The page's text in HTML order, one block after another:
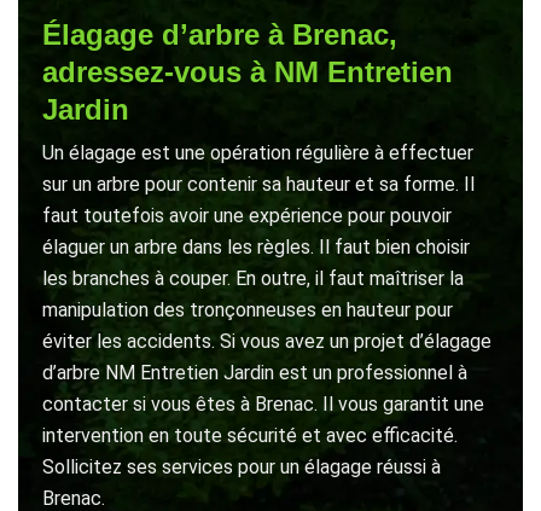
Élagage d’arbre à Brenac,
adressez-vous à NM Entretien
Jardin
Un élagage est une opération régulière à effectuer
sur un arbre pour contenir sa hauteur et sa forme. Il
faut toutefois avoir une expérience pour pouvoir
élaguer un arbre dans les règles. Il faut bien choisir
les branches à couper. En outre, il faut maîtriser la
manipulation des tronçonneuses en hauteur pour
éviter les accidents. Si vous avez un projet d’élagage
d’arbre NM Entretien Jardin est un professionnel à
contacter si vous êtes à Brenac. Il vous garantit une
intervention en toute sécurité et avec efficacité.
Sollicitez ses services pour un élagage réussi à
Brenac.